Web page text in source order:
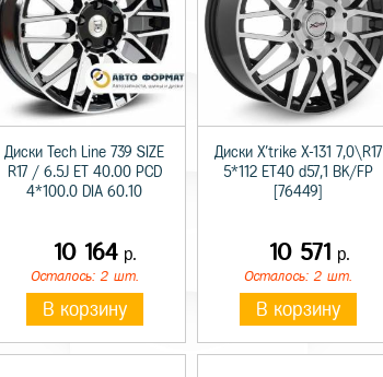
Диски Tech Line 739 SIZE
R17 / 6.5J ET 40.00 PCD
4*100.0 DIA 60.10
10 164 р.
Осталось: 2 шт.
В корзину
Диски X'trike X-131 7,0\R17
5*112 ET40 d57,1 BK/FP
[76449]
10 571 р.
Осталось: 2 шт.
В корзину